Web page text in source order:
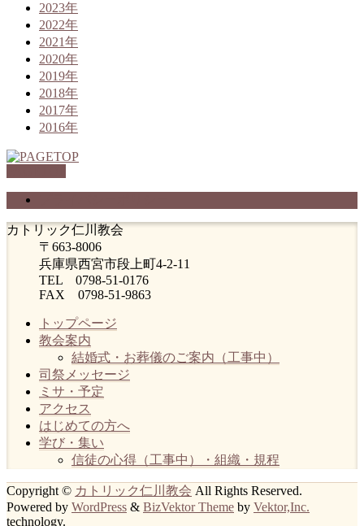
2023年
2022年
2021年
2020年
2019年
2018年
2017年
2016年
カトリック仁川教会
〒663-8006
兵庫県西宮市段上町4-2-11
TEL 0798-51-0176
FAX 0798-51-9863
トップページ
教会案内
結婚式・お葬儀のご案内（工事中）
司祭メッセージ
ミサ・予定
アクセス
はじめての方へ
学び・集い
信徒の心得（工事中）・組織・規程
Copyright © カトリック仁川教会 All Rights Reserved.
Powered by WordPress & BizVektor Theme by Vektor,Inc.
technology.